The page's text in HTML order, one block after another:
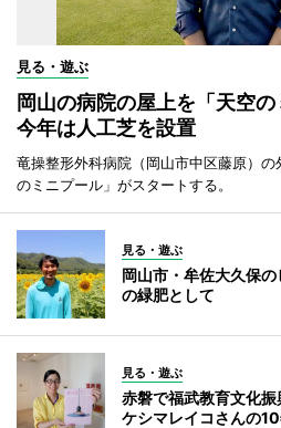
見る・遊ぶ
岡山の病院の屋上を「天空
今年は人工芝を設置
竜操整形外科病院（岡山市中区藤原）
のミニプール」がスタートする。
見る・遊ぶ
岡山市・牟佐大久保
の緑肥として
見る・遊ぶ
赤磐で福武教育文化
ケシマレイコさんの